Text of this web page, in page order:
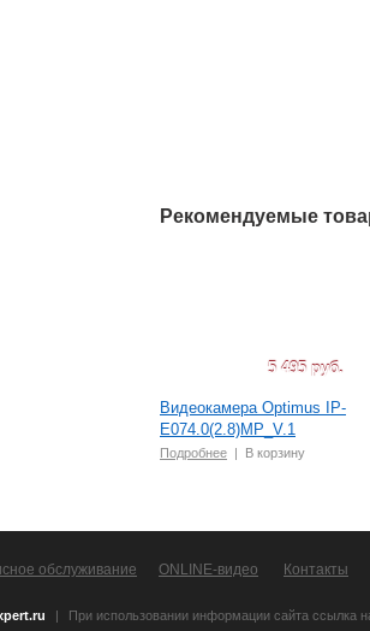
Рекомендуемые
5 495 руб.
Видеокамера Optimus IP-
E074.0(2.8)MP_V.1
Подробнее | В корзину
обслуживание ONLINE-видео Контакты
|
При использовании информации сайта ссылка